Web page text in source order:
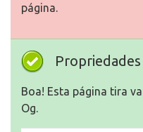
página.
Boa! Esta página tira
Og.